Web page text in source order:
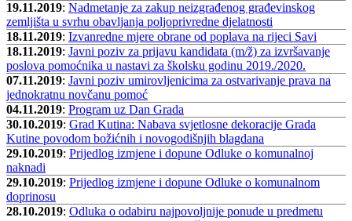
19.11.2019: Nadmetanje za zakup neizgrađenog građevinskog
zemljišta u svrhu obavljanja poljoprivredne djelatnosti
18.11.2019: Izvanredne mjere obrane od poplava na rijeci Savi
18.11.2019: Javni poziv za prijavu kandidata (m/ž) za izvršavanje
poslova pomoćnika u nastavi za školsku godinu 2019./2020.
07.11.2019: Javni poziv umirovljenicima za ostvarivanje prava na
jednokratnu novčanu pomoć
04.11.2019: Program uz Dan Grada
30.10.2019: Grad Kutina: Nabava svjetlosne dekoracije Grada
Kutine povodom božićnih i novogodišnjih blagdana
29.10.2019: Prijedlog izmjene i dopune Odluke o komunalnoj
naknadi
29.10.2019: Prijedlog izmjene i dopune Odluke o komunalnom
doprinosu
28.10.2019: Odluka o odabiru najpovoljnije ponude u predmetu